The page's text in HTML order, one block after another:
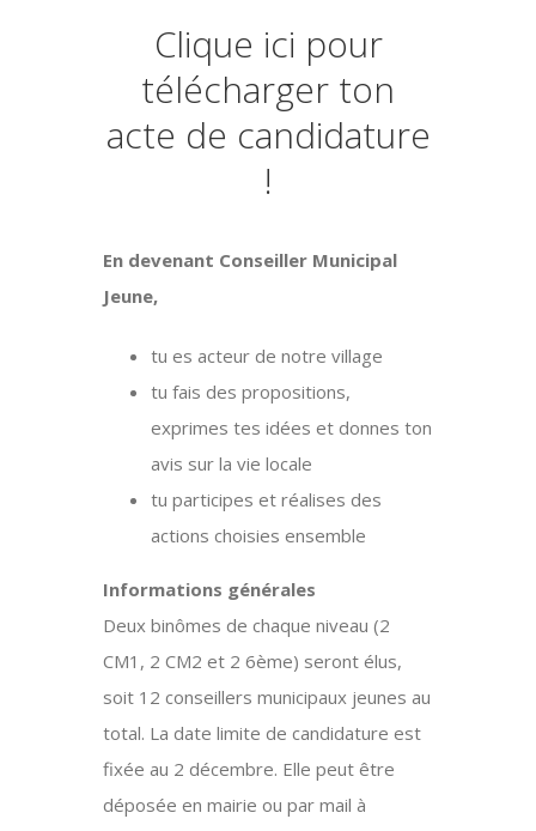
Clique ici pour
télécharger ton
acte de candidature
!
En devenant Conseiller Municipal
Jeune,
tu es acteur de notre village
tu fais des propositions,
exprimes tes idées et donnes ton
avis sur la vie locale
tu participes et réalises des
actions choisies ensemble
Informations générales
Deux binômes de chaque niveau (2
CM1, 2 CM2 et 2 6ème) seront élus,
soit 12 conseillers municipaux jeunes au
total. La date limite de candidature est
fixée au 2 décembre. Elle peut être
déposée en mairie ou par mail à